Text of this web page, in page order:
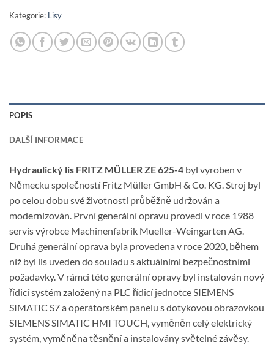
Kategorie: Lisy
POPIS
DALŠÍ INFORMACE
Hydraulický lis FRITZ MÜLLER ZE 625-4 byl vyroben v
Německu společností Fritz Müller GmbH & Co. KG. Stroj byl
po celou dobu své životnosti průběžně udržován a
modernizován. První generální opravu provedl v roce 1988
servis výrobce Machinenfabrik Mueller-Weingarten AG.
Druhá generální oprava byla provedena v roce 2020, během
níž byl lis uveden do souladu s aktuálními bezpečnostními
požadavky. V rámci této generální opravy byl instalován nový
řídicí systém založený na PLC řídicí jednotce SIEMENS
SIMATIC S7 a operátorském panelu s dotykovou obrazovkou
SIEMENS SIMATIC HMI TOUCH, vyměněn celý elektrický
systém, vyměněna těsnění a instalovány světelné závěsy.